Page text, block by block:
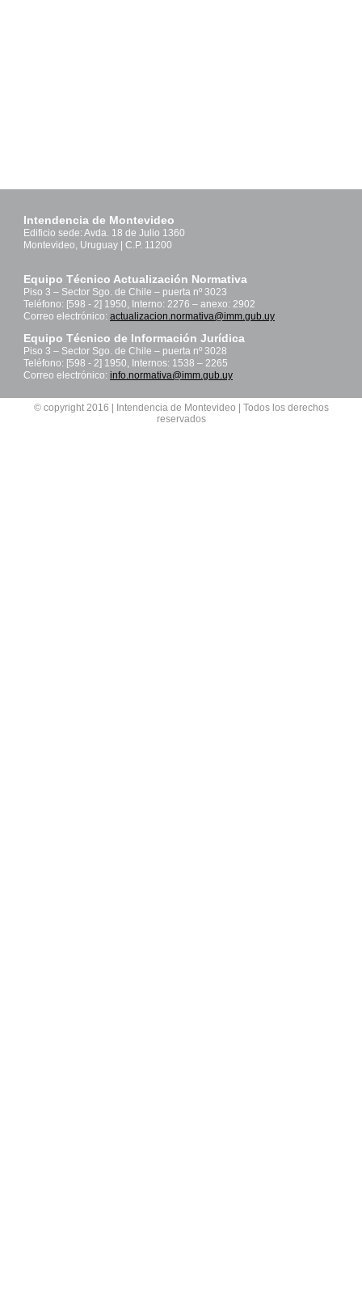
Intendencia de Montevideo
Edificio sede: Avda. 18 de Julio 1360
Montevideo, Uruguay | C.P. 11200
Equipo Técnico Actualización Normativa
Piso 3 – Sector Sgo. de Chile – puerta nº 3023
Teléfono: [598 - 2] 1950, Interno: 2276 – anexo: 2902
Correo electrónico: actualizacion.normativa@imm.gub.uy
Equipo Técnico de Información Jurídica
Piso 3 – Sector Sgo. de Chile – puerta nº 3028
Teléfono: [598 - 2] 1950, Internos: 1538 – 2265
Correo electrónico: info.normativa@imm.gub.uy
© copyright 2016 | Intendencia de Montevideo | Todos los derechos
reservados